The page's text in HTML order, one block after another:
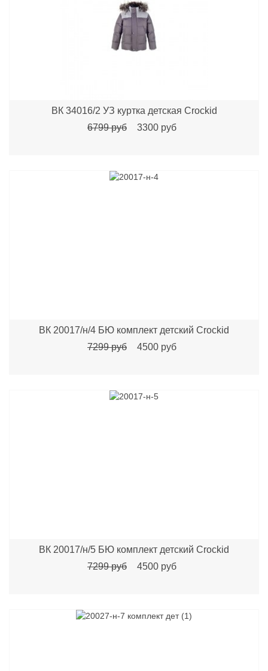
ВК 34016/2 УЗ куртка детская Crockid
6799 руб
3300 руб
ВК 20017/н/4 БЮ комплект детский Crockid
7299 руб
4500 руб
ВК 20017/н/5 БЮ комплект детский Crockid
7299 руб
4500 руб